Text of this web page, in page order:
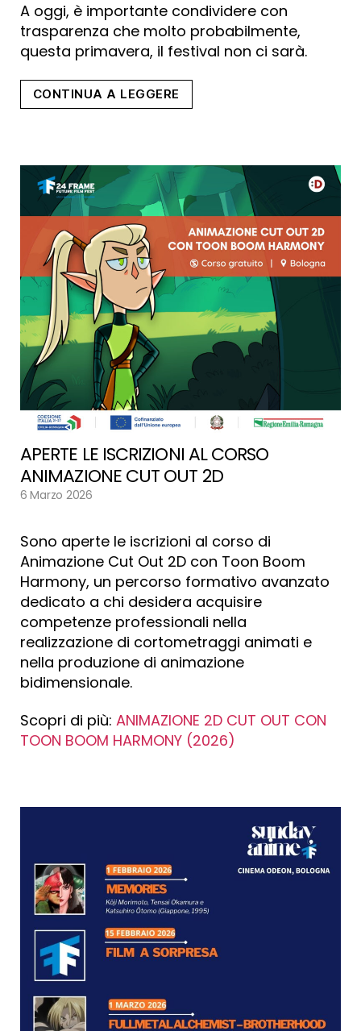
A oggi, è importante condividere con
trasparenza che molto probabilmente,
questa primavera, il festival non ci sarà.
CONTINUA A LEGGERE
PERCORSO
RETE
DOC
ED
E’
IN
CERCA
DI
PARTNER”
APERTE LE ISCRIZIONI AL CORSO
ANIMAZIONE CUT OUT 2D
6 Marzo 2026
Sono aperte le iscrizioni al corso di
Animazione Cut Out 2D con Toon Boom
Harmony, un percorso formativo avanzato
dedicato a chi desidera acquisire
competenze professionali nella
realizzazione di cortometraggi animati e
nella produzione di animazione
bidimensionale.
Scopri di più: ANIMAZIONE 2D CUT OUT CON
TOON BOOM HARMONY (2026)